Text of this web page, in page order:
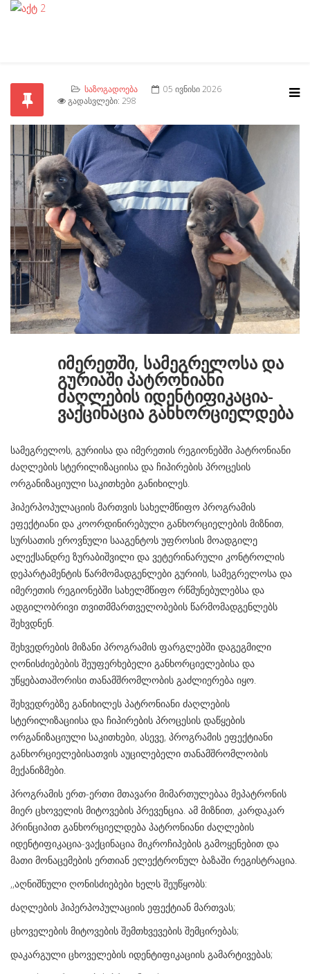
ᲡᲐᲖᲝᲒᲐᲓᲝᲔᲑᲐ
05 ᲘᲕᲜᲘᲡᲘ 2026
ᲒᲐᲓᲐᲡᲕᲚᲔᲑᲘ: 298
იმერეთში, სამეგრელოსა და
გურიაში პატრონიანი
ძაღლების იდენტიფიკაცია-
ვაქცინაცია განხორციელდება
სამეგრელოს, გურიისა და იმერეთის რეგიონებში პატრონიანი
ძაღლების სტერილიზაციისა და ჩიპირების პროცესის
ორგანიზაციული საკითხები განიხილეს.
ჰიპერპოპულაციის მართვის სახელმწიფო პროგრამის
ეფექტიანი და კოორდინირებული განხორციელების მიზნით,
სურსათის ეროვნული სააგენტოს უფროსის მოადგილე
ალექსანდრე ზურაბიშვილი და ვეტერინარული კონტროლის
დეპარტამენტის წარმომადგენლები გურიის, სამეგრელოსა და
იმერეთის რეგიონებში სახელმწიფო რწმუნებულებსა და
ადგილობრივი თვითმმართველობების წარმომადგენლებს
შეხვდნენ.
შეხვედრების მიზანი პროგრამის ფარგლებში დაგეგმილი
ღონისძიებების შეუფერხებელი განხორციელებისა და
უწყებათაშორისი თანამშრომლობის გაძლიერება იყო.
შეხვედრებზე განიხილეს პატრონიანი ძაღლების
სტერილიზაციისა და ჩიპირების პროცესის დაწყების
ორგანიზაციული საკითხები, ასევე, პროგრამის ეფექტიანი
განხორციელებისათვის აუცილებელი თანამშრომლობის
მექანიზმები.
პროგრამის ერთ-ერთი მთავარი მიმართულებაა მეპატრონის
მიერ ცხოველის მიტოვების პრევენცია. ამ მიზნით, კარდაკარ
პრინციპით განხორციელდება პატრონიანი ძაღლების
იდენტიფიკაცია-ვაქცინაცია მიკროჩიპების გამოყენებით და
მათი მონაცემების ერთიან ელექტრონულ ბაზაში რეგისტრაცია.
,,აღნიშნული ღონისძიებები ხელს შეუწყობს:
ძაღლების ჰიპერპოპულაციის ეფექტიან მართვას;
ცხოველების მიტოვების შემთხვევების შემცირებას;
დაკარგული ცხოველების იდენტიფიკაციის გამარტივებას;